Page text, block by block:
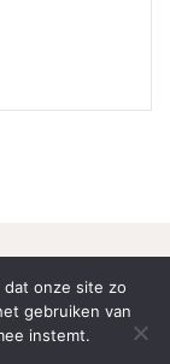
onze site zo
gebruiken van
instemt.